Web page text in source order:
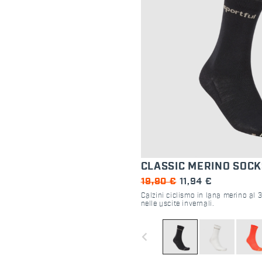
CLASSIC MERINO
19,90 € 11,94 €
Calzini ciclismo in lana merino al
nelle uscite invernali.
navigate_before